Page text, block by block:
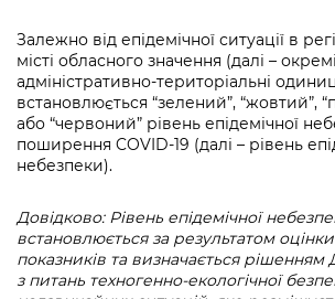
Залежно від епідемічної ситуації в
місті обласного значення (далі – окремі
адміністративно-територіальні
встановлюється “зелений”, “жовтий”,
або “червоний” рівень епідемічної
поширення COVID-19 (далі – рівень
небезпеки).
Довідково: Рівень епідемічної
встановлюється за результатом
показників та визначається рішенням
з питань техногенно-екологічної